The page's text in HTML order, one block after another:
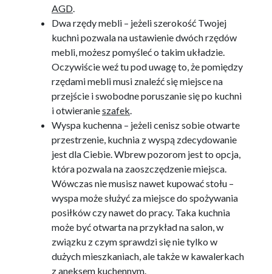
AGD
Dwa rzędy mebli – jeżeli szerokość Twojej
kuchni pozwala na ustawienie dwóch rzędów
mebli, możesz pomyśleć o takim układzie.
Oczywiście weź tu pod uwagę to, że pomiędzy
rzędami mebli musi znaleźć się miejsce na
przejście i swobodne poruszanie się po kuchni
i otwieranieszafek
Wyspa kuchenna – jeżeli cenisz sobie otwarte
przestrzenie, kuchnia z wyspą zdecydowanie
jest dla Ciebie. Wbrew pozorom jest to opcja,
która pozwala na zaoszczędzenie miejsca.
Wówczas nie musisz nawet kupować stołu –
wyspa może służyć za miejsce do spożywania
posiłków czy nawet do pracy. Taka kuchnia
może być otwarta na przykład na salon, w
związku z czym sprawdzi się nie tylko w
dużych mieszkaniach, ale także w kawalerkach
z aneksem kuchennym.